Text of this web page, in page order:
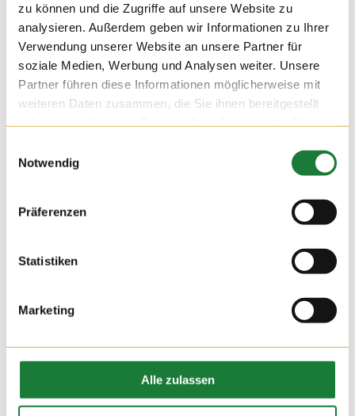
zu können und die Zugriffe auf unsere Website zu
analysieren. Außerdem geben wir Informationen zu Ihrer
Verwendung unserer Website an unsere Partner für
soziale Medien, Werbung und Analysen weiter. Unsere
Partner führen diese Informationen möglicherweise mit
weiteren Daten zusammen, die Sie ihnen bereitgestellt
Notwendig
Präferenzen
Statistiken
Marketing
Alle zulassen
Wir durften am Mittwoch auf dem Hof Hatke die Klassen 4
Für die Schülerinnen und Schüler der Förderschule wurde die
Führung zu einer erlebnisreichen Stationsarbeit, bei der sie